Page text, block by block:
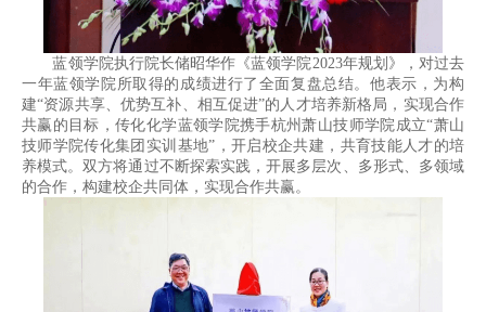
蓝领学院执行院长储昭华作《蓝领学院2023年规划》，对过去
一年蓝领学院所取得的成绩进行了全面复盘总结。他表示，为构
建“资源共享、优势互补、相互促进”的人才培养新格局，实现合作
共赢的目标，传化化学蓝领学院携手杭州萧山技师学院成立“萧山
技师学院传化集团实训基地”，开启校企共建，共育技能人才的培
养模式。双方将通过不断探索实践，开展多层次、多形式、多领域
的合作，构建校企共同体，实现合作共赢。